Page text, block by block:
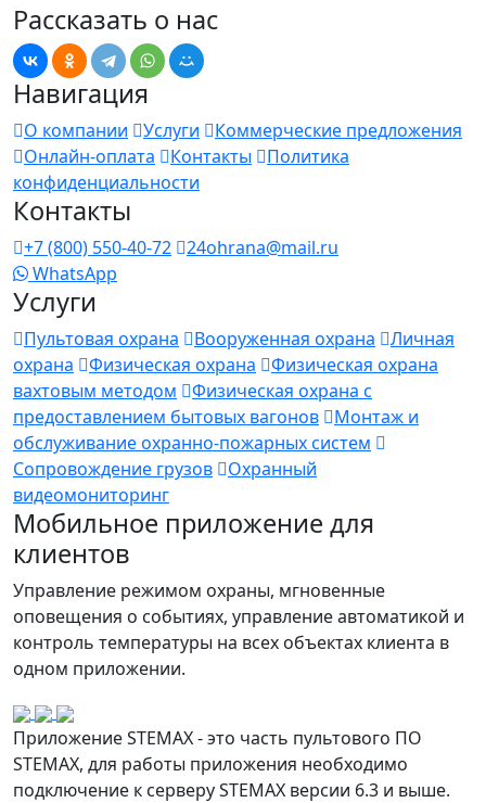
Рассказать о нас
Навигация
О компании Услуги
Коммерческие предложения
Онлайн-оплата
Контакты
Политика
конфиденциальности
Контакты
+7 (800) 550-40-72
24ohrana@mail.ru
WhatsApp
Услуги
Пультовая охрана Вооруженная охрана
Личная
охрана
Физическая охрана
Физическая охрана
вахтовым методом
Физическая охрана с
предоставлением бытовых вагонов
Монтаж и
обслуживание охранно-пожарных систем
Сопровождение грузов
Охранный
видеомониторинг
Мобильное приложение для
клиентов
Управление режимом охраны, мгновенные
оповещения о событиях, управление автоматикой и
контроль температуры на всех объектах клиента в
одном приложении.
Приложение STEMAX - это часть пультового ПО
STEMAX, для работы приложения необходимо
подключение к серверу STEMAX версии 6.3 и выше.